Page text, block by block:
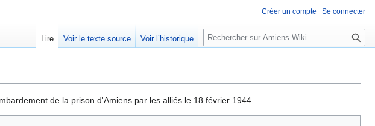
de la prison d'Amiens par les alliés le 18 février 1944.
Créer un compte Se connecter
Lire Voir le texte source Voir l’historique
Rechercher